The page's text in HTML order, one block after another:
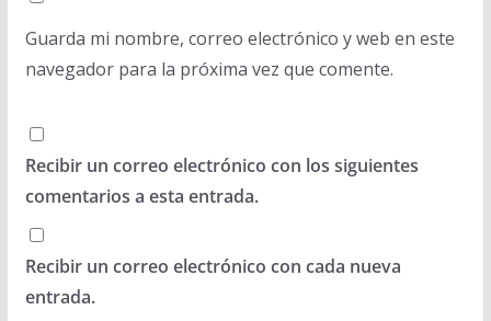
Guarda mi nombre, correo electrónico y web en este
navegador para la próxima vez que comente.
Recibir un correo electrónico con los siguientes
comentarios a esta entrada.
Recibir un correo electrónico con cada nueva
entrada.